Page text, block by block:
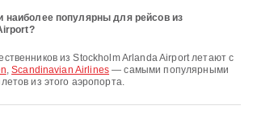
наиболее популярны для рейсов из
из Stockholm Arlanda Airport летают с
,Scandinavian Airlines — самыми популярными
из этого аэропорта.